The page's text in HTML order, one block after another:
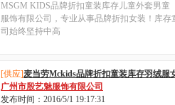
MSGM KIDS品牌折扣童装库存儿童外套男
服饰有限公司，专业从事品牌折扣女装！库
司始终坚持中高
[供应]麦当劳Mckids品牌折扣童装库存羽绒服
广州市殷艺魅服饰有限公司
发布时间：2016/5/1 19:17:31